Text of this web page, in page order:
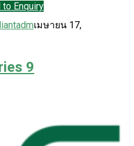
to Enquiry
เมษายน 17,
9